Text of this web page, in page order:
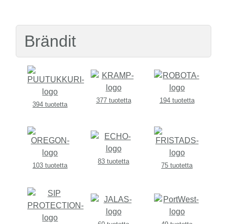
Brändit
394 tuotetta
377 tuotetta 194 tuotetta
103 tuotetta
83 tuotetta
75 tuotetta